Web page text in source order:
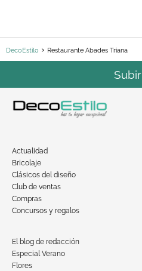
DecoEstilo Restaurante Abades Triana
Subir
Actualidad
Bricolaje
Clásicos del diseño
Club de ventas
Compras
Concursos y regalos
El blog de redacción
Especial Verano
Flores